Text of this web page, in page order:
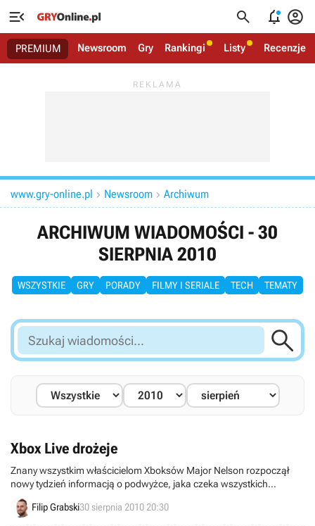
   
PREMIUM Newsroom Gry Rankingi Listy Recenzje
www.gry-online.pl  Newsroom  Archiwum
ARCHIWUM WIADOMOŚCI - 30
SIERPNIA 2010
WSZYSTKIE GRY PORADY FILMY I SERIALE TECH TEMATY
Szukaj
wiadomości...

Xbox Live drożeje
Znany wszystkim właścicielom Xboksów Major Nelson rozpoczął
nowy tydzień informacją o podwyżce, jaka czeka wszystkich
uiszczających opłaty za złote konta w usłudze Xbox Live.
Filip Grabski30 sierpnia 2010 20:30